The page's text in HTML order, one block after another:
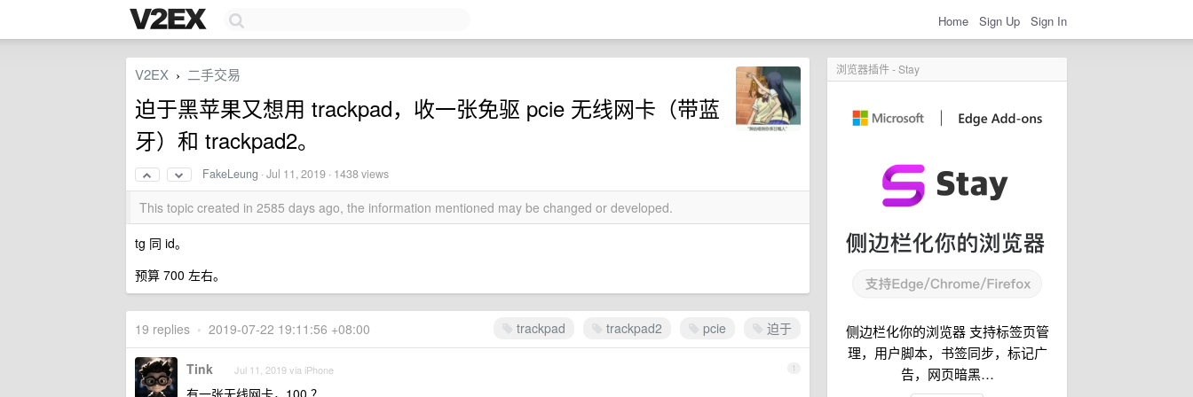
Home Sign Up Sign In
浏览器插件 - Stay
侧边栏化你的浏览器 支持标签页管
理，用户脚本，书签同步，标记广
告，网页暗黑…
V2EX › 二手交易
迫于黑苹果又想用 trackpad，收一张免驱 pcie 无线网卡（带蓝
牙）和 trackpad2。
FakeLeung ·Jul 11, 2019 · 1438 views
This topic created in 2585 days ago, the information mentioned may be changed or developed.
tg 同 id。
预算 700 左右。
trackpad trackpad2 pcie 迫于
19 replies • 2019-07-22 19:11:56 +08:00
1
Tink Jul 11, 2019 via iPhone
有一张无线网卡，100 ？